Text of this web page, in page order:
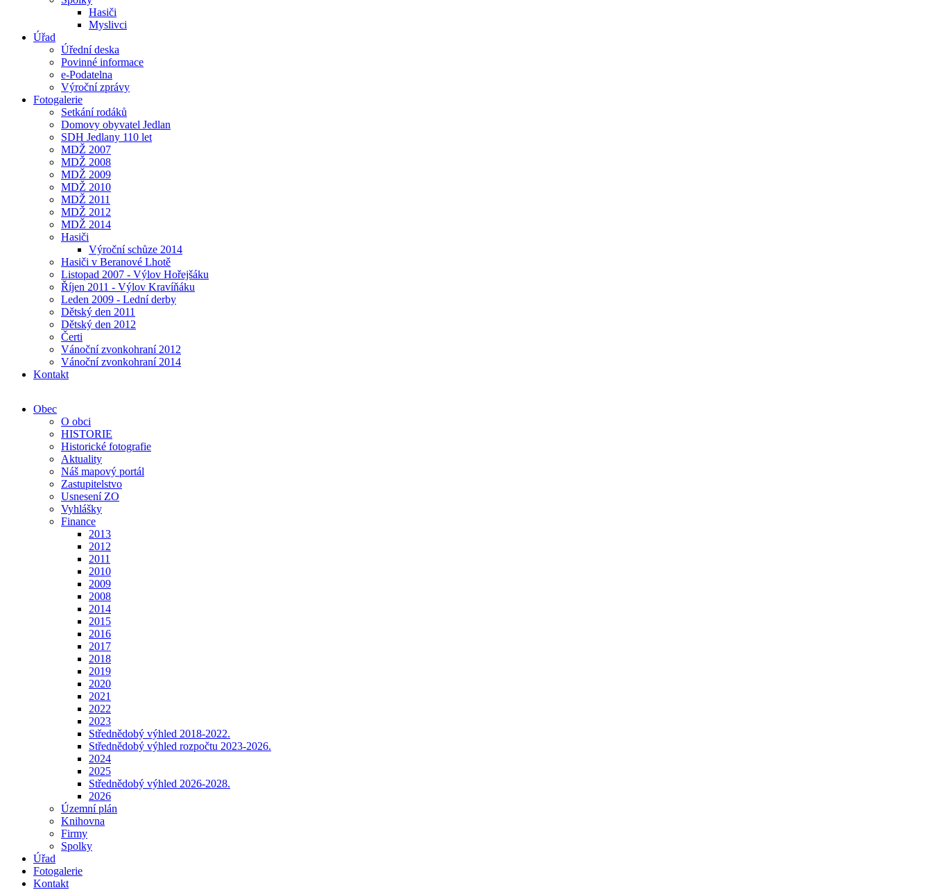
Hasiči
Myslivci
Úřad
Úřední deska
Povinné informace
e-Podatelna
Výroční zprávy
Fotogalerie
Setkání rodáků
Domovy obyvatel Jedlan
SDH Jedlany 110 let
MDŽ 2007
MDŽ 2008
MDŽ 2009
MDŽ 2010
MDŽ 2011
MDŽ 2012
MDŽ 2014
Hasiči
Výroční schůze 2014
Hasiči v Beranové Lhotě
Listopad 2007 - Výlov Hořejšáku
Říjen 2011 - Výlov Kravíňáku
Leden 2009 - Lední derby
Dětský den 2011
Dětský den 2012
Čerti
Vánoční zvonkohraní 2012
Vánoční zvonkohraní 2014
Kontakt
Obec
O obci
HISTORIE
Historické fotografie
Aktuality
Náš mapový portál
Zastupitelstvo
Usnesení ZO
Vyhlášky
Finance
2013
2012
2011
2010
2009
2008
2014
2015
2016
2017
2018
2019
2020
2021
2022
2023
Střednědobý výhled 2018-2022.
Střednědobý výhled rozpočtu 2023-2026.
2024
2025
Střednědobý výhled 2026-2028.
2026
Územní plán
Knihovna
Firmy
Spolky
Úřad
Fotogalerie
Kontakt